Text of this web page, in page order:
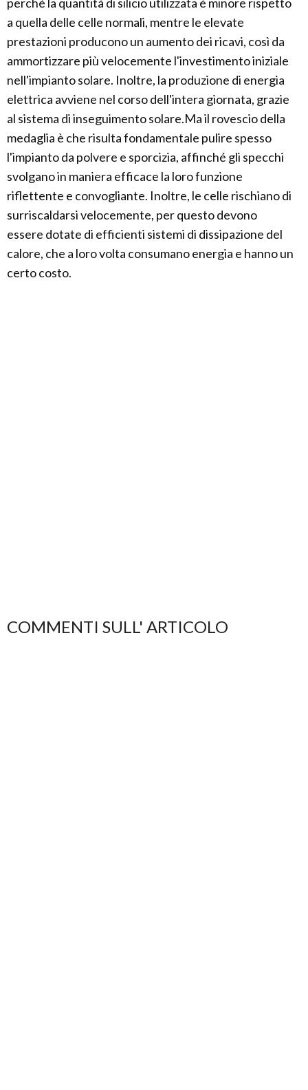
a quella delle celle normali, mentre le elevate
prestazioni producono un aumento dei ricavi, così da
ammortizzare più velocemente l'investimento iniziale
nell'impianto solare. Inoltre, la produzione di energia
elettrica avviene nel corso dell'intera giornata, grazie
al sistema di inseguimento solare.Ma il rovescio della
medaglia è che risulta fondamentale pulire spesso
l'impianto da polvere e sporcizia, affinché gli specchi
svolgano in maniera efficace la loro funzione
riflettente e convogliante. Inoltre, le celle rischiano di
surriscaldarsi velocemente, per questo devono
essere dotate di efficienti sistemi di dissipazione del
calore, che a loro volta consumano energia e hanno un
certo costo.
COMMENTI SULL' ARTICOLO